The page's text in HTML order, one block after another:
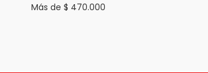
Más de $ 470.000